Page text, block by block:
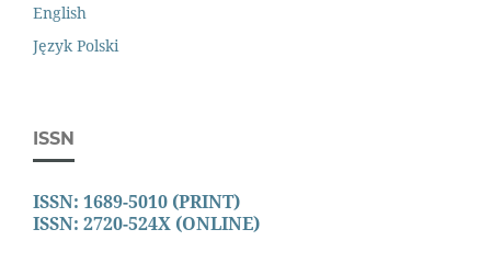
English
Język Polski
ISSN
ISSN: 1689-5010 (PRINT)
ISSN: 2720-524X (ONLINE)